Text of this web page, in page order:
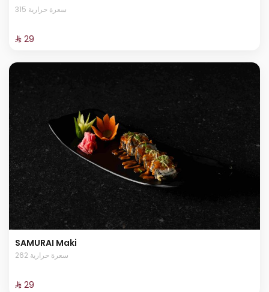
315 سعرة حرارية
⁨⁦‪‬ 29⁩
SAMURAI Maki
262 سعرة حرارية
⁨⁦‪‬ 29⁩